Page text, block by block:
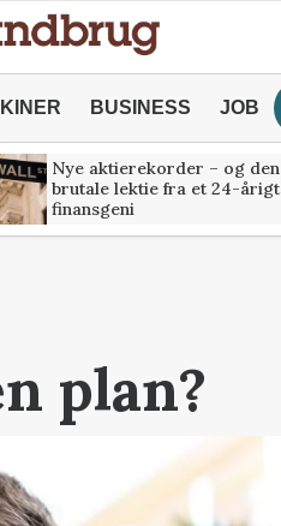
BUSINESS JOB
Nye aktierekorder – og den
brutale lektie fra et 24-årigt
finansgeni
plan?